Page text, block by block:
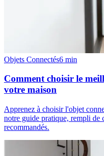
Objets Connectés6 min
Comment choisir le
votre maison
Apprenez à choisir l'objet
notre guide pratique, rempli de
recommandés.